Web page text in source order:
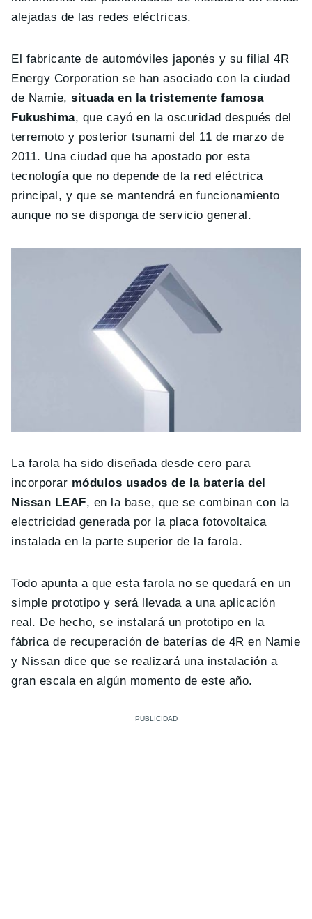
alejadas de las redes eléctricas.
El fabricante de automóviles japonés y su filial 4R
Energy Corporation se han asociado con la ciudad
de Namie,situada en la tristemente famosa
Fukushima, que cayó en la oscuridad después del
terremoto y posterior tsunami del 11 de marzo de
2011. Una ciudad que ha apostado por esta
tecnología que no depende de la red eléctrica
principal, y que se mantendrá en funcionamiento
aunque no se disponga de servicio general.
La farola ha sido diseñada desde cero para
incorporar módulos usados de la batería del
Nissan LEAF, en la base, que se combinan con la
electricidad generada por la placa fotovoltaica
instalada en la parte superior de la farola.
Todo apunta a que esta farola no se quedará en un
simple prototipo y será llevada a una aplicación
real. De hecho, se instalará un prototipo en la
fábrica de recuperación de baterías de 4R en Namie
y Nissan dice que se realizará una instalación a
gran escala en algún momento de este año.